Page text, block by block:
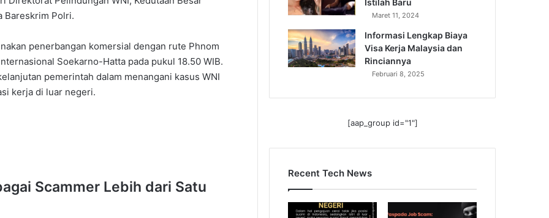
Bareskrim Polri.
penerbangan komersial dengan rute Phnom
Soekarno-Hatta pada pukul 18.50 WIB.
pemerintah dalam menangani kasus WNI
kerja di luar negeri.
Scammer Lebih dari Satu
Istilah Baru
Maret 11, 2024
Informasi Lengkap Biaya
Visa Kerja Malaysia dan
Rinciannya
Februari 8, 2025
[aap_group id="1"]
Recent Tech News